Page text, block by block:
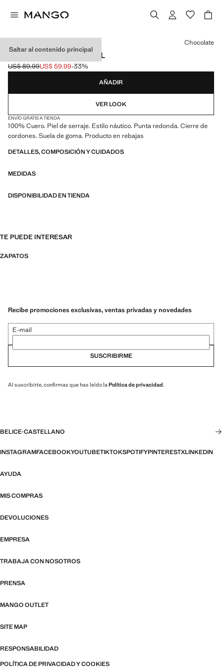
Saltar al contenido principal
MOCASÍN NÁUTICO PIEL
Precio inicial tachado [US$ 89.99 ]
US$ 89.99
Precio actual [US$ 59.99 ]
US$ 59.99-33%
Selecciona un color
Chocolate
AÑADIR
VER LOOK
ENVÍO GRATIS A TIENDA
100% Cuero. Piel de serraje. Estilo náutico. Punta redonda. Cierre de
cordones. Suela de goma. Producto en rebajas
DETALLES, COMPOSICIÓN Y CUIDADOS
MEDIDAS
DISPONIBILIDAD EN TIENDA
TE PUEDE INTERESAR
ZAPATOS
Recibe promociones exclusivas, ventas privadas y novedades
E-mail
SUSCRIBIRME
Al suscribirte, confirmas que has leído la Política de privacidad.
BELICE·CASTELLANO
INSTAGRAMFACEBOOKYOUTUBETIKTOKSPOTIFYPINTERESTXLINKEDIN
AYUDA
MIS COMPRAS
DEVOLUCIONES
EMPRESA
TRABAJA CON NOSOTROS
PRENSA
MANGO OUTLET
SITE MAP
RESPONSABILIDAD
POLÍTICA DE PRIVACIDAD Y COOKIES